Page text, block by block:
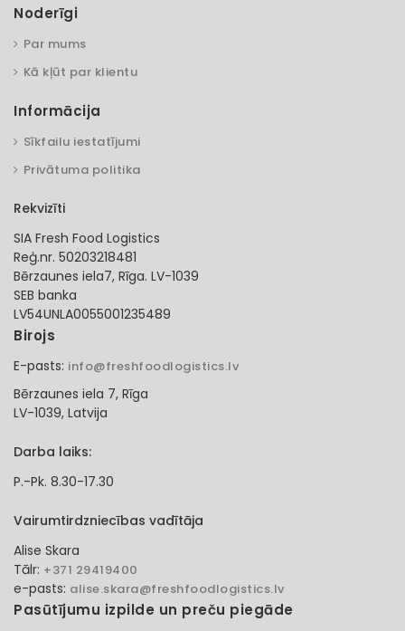
Noderīgi
Par mums
Kā kļūt par klientu
Informācija
Sīkfailu iestatījumi
Privātuma politika
Rekvizīti
SIA Fresh Food Logistics
Reģ.nr. 50203218481
Bērzaunes iela7, Rīga. LV-1039
SEB banka
LV54UNLA0055001235489
Birojs
E-pasts: info@freshfoodlogistics.lv
Bērzaunes iela 7, Rīga
LV-1039, Latvija
Darba laiks:
P.-Pk. 8.30-17.30
Vairumtirdzniecības vadītāja
Alise Skara
Tālr: +371 29419400
e-pasts: alise.skara@freshfoodlogistics.lv
Pasūtījumu izpilde un preču piegāde